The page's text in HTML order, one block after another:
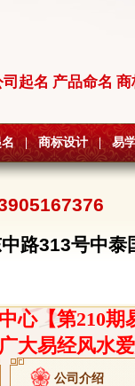
起名 产品命名
| 商标设计 | 易
路313号中泰
心【第210期
大易经风水
公司介绍